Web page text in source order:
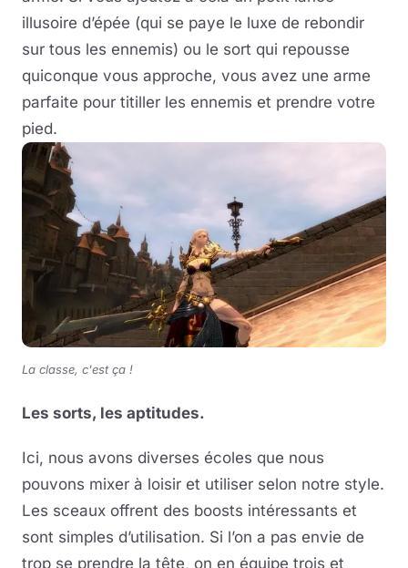
illusoire d’épée (qui se paye le luxe de rebondir
sur tous les ennemis) ou le sort qui repousse
quiconque vous approche, vous avez une arme
parfaite pour titiller les ennemis et prendre votre
pied.
La classe, c'est ça !
Les sorts, les aptitudes.
Ici, nous avons diverses écoles que nous
pouvons mixer à loisir et utiliser selon notre style.
Les sceaux offrent des boosts intéressants et
sont simples d’utilisation. Si l’on a pas envie de
trop se prendre la tête, on en équipe trois et